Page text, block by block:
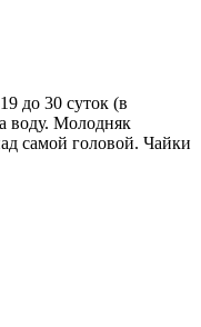
до 30 суток (в
воду. Молодняк
самой головой. Чайки